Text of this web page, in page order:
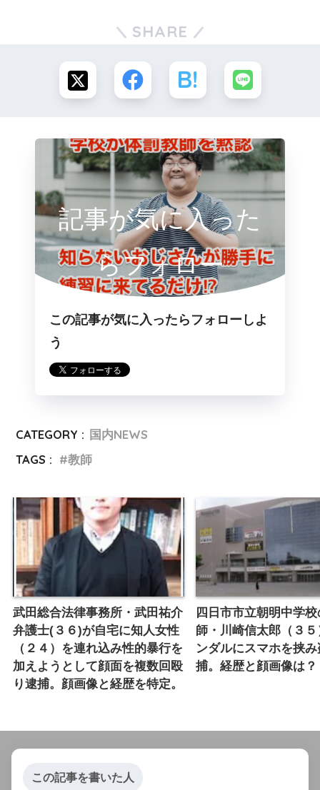
SHARE
記事が気に入った
らフォロー
この記事が気に入ったらフォローしよ
う
CATEGORY : 国内NEWS
TAGS :
教師
武田総合法律事務所・武田祐介
弁護士(３６)が自宅に知人女性
（２４）を連れ込み性的暴行を
加えようとして顔面を複数回殴
り逮捕。顔画像と経歴を特定。
四日市市立朝明中学
師・川崎信太郎（３
ンダルにスマホを挟
捕。経歴と顔画像は？
この記事を書いた人